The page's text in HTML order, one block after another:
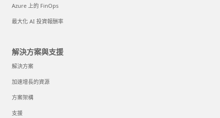
Azure 上的 FinOps
最大化 AI 投資報酬率
解決方案與支援
解決方案
加速增長的資源
方案架構
支援